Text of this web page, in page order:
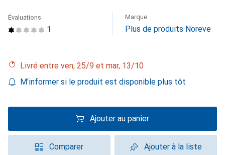
1
Évaluations Marque
Plus de produits Noreve
Livré entre ven, 25/9 et mar, 13/10
M'informer si le produit est disponible plus tôt
Ajouter au panier
Comparer Ajouter à la liste